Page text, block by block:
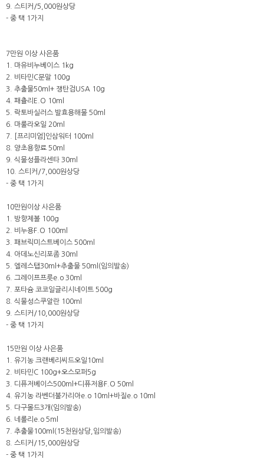
9. 스티커/5,000원상당
- 중 택 1가지
7만원 이상 사은품
1. 마유비누베이스 1kg
2. 비타민C분말 100g
3. 추출물50ml+ 쟁탄검USA 10g
4. 패츌리E.O 10ml
5. 락토바실러스 발효용해물 50ml
6. 마룰라오일 20ml
7. [프리미엄]인삼워터 100ml
8. 양초용향료 50ml
9. 식물성플라센타 30ml
10. 스티커/7,000원상당
- 중 택 1가지
10만원이상 사은품
1. 방향제볼 100g
2. 비누용F.O 100ml
3. 패브릭미스트베이스 500ml
4. 아데노신리포좀 30ml
5. 엘레스탭30ml+추출물 50ml(임의발송)
6. 그레이프프릇e.o 30ml
7. 포타슘 코코일글리시네이트 500g
8. 식물성스쿠알란 100ml
9. 스티커/10,000원상당
- 중 택 1가지
15만원 이상 사은품
1. 유기농 크랜베리씨드오일10ml
2. 비타민C 100g+오스모퍼5g
3. 디퓨저베이스500ml+디퓨저용F.O 50ml
4. 유기농 라벤더불가리아e.o 10ml+바질e.o 10ml
5. 다구몰드3개(임의발송)
6. 네롤리e.o 5ml
7. 추출물100ml(15천원상당,임의발송)
8. 스티커/15,000원상당
- 중 택 1가지